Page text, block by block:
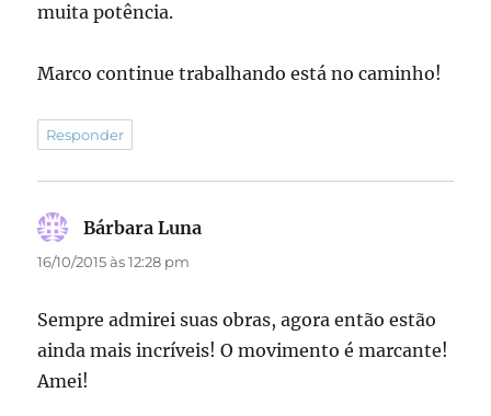
muita potência.
Marco continue trabalhando está no caminho!
Responder
Bárbara Luna
16/10/2015 às 12:28 pm
Sempre admirei suas obras, agora então estão
ainda mais incríveis! O movimento é marcante!
Amei!